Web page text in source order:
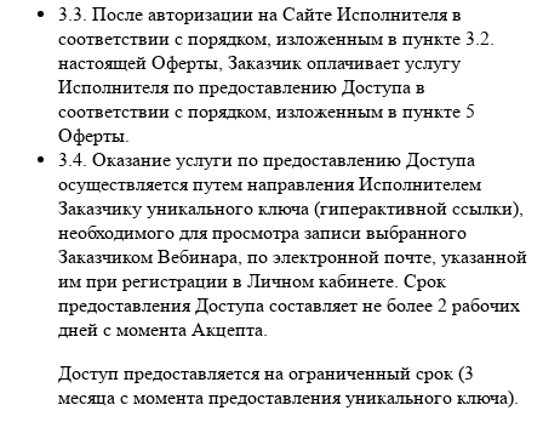
3.3. После авторизации на Сайте Исполнителя в
соответствии с порядком, изложенным в пункте 3.2.
настоящей Оферты, Заказчик оплачивает услугу
Исполнителя по предоставлению Доступа в
соответствии с порядком, изложенным в пункте 5
Оферты.
3.4. Оказание услуги по предоставлению Доступа
осуществляется путем направления Исполнителем
Заказчику уникального ключа (гиперактивной ссылки),
необходимого для просмотра записи выбранного
Заказчиком Вебинара, по электронной почте, указанной
им при регистрации в Личном кабинете. Срок
предоставления Доступа составляет не более 2 рабочих
дней с момента Акцепта.
Доступ предоставляется на ограниченный срок (3
месяца с момента предоставления уникального ключа).